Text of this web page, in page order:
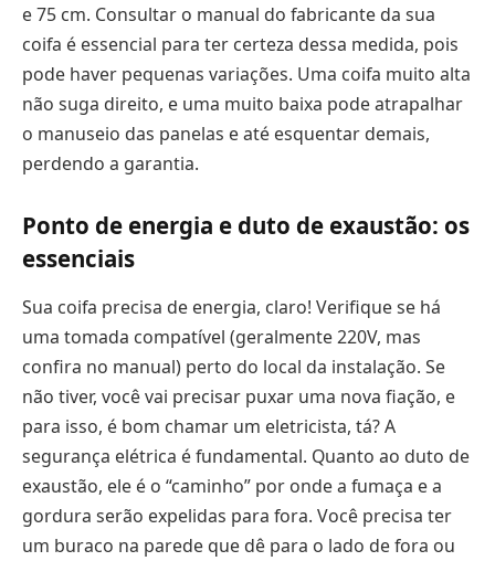
e 75 cm. Consultar o manual do fabricante da sua
coifa é essencial para ter certeza dessa medida, pois
pode haver pequenas variações. Uma coifa muito alta
não suga direito, e uma muito baixa pode atrapalhar
o manuseio das panelas e até esquentar demais,
perdendo a garantia.
Ponto de energia e duto de exaustão: os
essenciais
Sua coifa precisa de energia, claro! Verifique se há
uma tomada compatível (geralmente 220V, mas
confira no manual) perto do local da instalação. Se
não tiver, você vai precisar puxar uma nova fiação, e
para isso, é bom chamar um eletricista, tá? A
segurança elétrica é fundamental. Quanto ao duto de
exaustão, ele é o “caminho” por onde a fumaça e a
gordura serão expelidas para fora. Você precisa ter
um buraco na parede que dê para o lado de fora ou